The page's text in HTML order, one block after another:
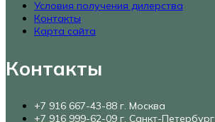
Условия получения дилерства
Контакты
Карта сайта
Контакты
+7 916 667-43-88 г. Москва
+7 916 999-62-09 г. Санкт-Петербург